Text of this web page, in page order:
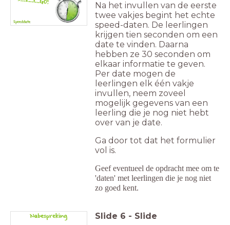
Na het invullen van de eerste
twee vakjes begint het echte
speed-daten. De leerlingen
krijgen tien seconden om een
date te vinden. Daarna
hebben ze 30 seconden om
elkaar informatie te geven.
Per date mogen de
leerlingen elk één vakje
invullen, neem zoveel
mogelijk gegevens van een
leerling die je nog niet hebt
over van je date.
Ga door tot dat het formulier
vol is.
Geef eventueel de opdracht mee om te
'daten' met leerlingen die je nog niet
zo goed kent.
Slide 6 - Slide